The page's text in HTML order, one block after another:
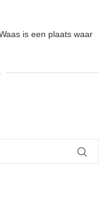
is een plaats waar